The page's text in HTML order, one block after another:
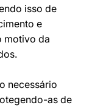
isso de
e
motivo da
necessário
as de